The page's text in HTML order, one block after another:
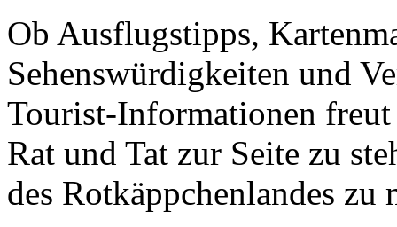
Ob Ausflugstipps,
Sehenswürdigkeiten und
Tourist-Informationen
Rat und Tat zur Seite zu
des Rotkäppchenlandes zu